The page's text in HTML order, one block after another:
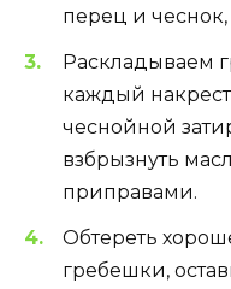
перец и
Раскладываем
каждый
чеснойной
взбрызнуть
приправами.
Обтереть
гребешки,